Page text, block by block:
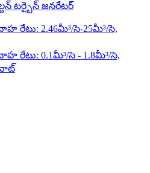
టర్బైన్ జనరేటర్